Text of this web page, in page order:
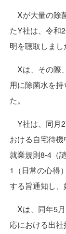
Xが大量の除
たY社は、令和
明を聴取しまし
Xは、その際
用に除菌水を
た。
Y社は、同月
おける自宅待機
就業規則8-4（
1（日常の心得
する旨通知し、
Xは、同年5
応における出